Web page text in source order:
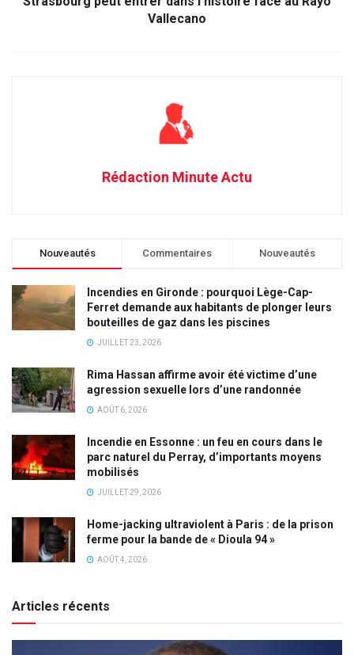
Vallecano
Rédaction Minute Actu
Nouveautés Commentaires Nouveautés
Incendies en Gironde : pourquoi Lège-Cap-
Ferret demande aux habitants de plonger leurs
bouteilles de gaz dans les piscines
JUILLET 23, 2026
Rima Hassan affirme avoir été victime d’une
agression sexuelle lors d’une randonnée
AOÛT 6, 2026
Incendie en Essonne : un feu en cours dans le
parc naturel du Perray, d’importants moyens
mobilisés
JUILLET 29, 2026
Home-jacking ultraviolent à Paris : de la prison
ferme pour la bande de « Dioula 94 »
AOÛT 4, 2026
Articles récents